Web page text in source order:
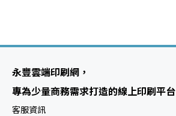
永豐雲端印刷網，
專為少量商務需求打造的線上印刷平台
客服資訊